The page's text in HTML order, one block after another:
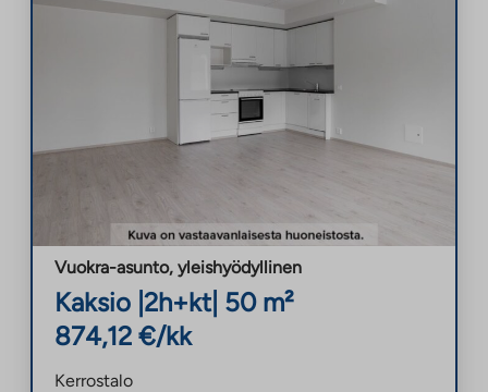
Vuokra-asunto, yleishyödyllinen
Kaksio 2h+kt| 50 m²
874,12 €/kk
Kerrostalo